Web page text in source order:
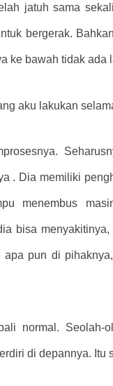
jatuh sama
bergerak.
ke bawah tidak ada
aku lakukan
. Dia memiliki
menembus
bisa
pun di
normal.
di depannya.